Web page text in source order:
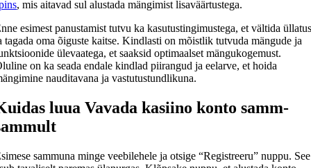
, mis aitavad sul alustada mängimist lisaväärtustega.
esimest panustamist tutvu ka kasutustingimustega, et vältida
tagada oma õiguste kaitse. Kindlasti on mõistlik tutvuda mängude ja
ülevaatega, et saaksid optimaalset mängukogemust.
on ka seada endale kindlad piirangud ja eelarve, et hoida
nauditavana ja vastutustundlikuna.
luua Vavada kasiino konto samm-
sammuna minge veebilehele ja otsige “Registreeru” nuppu. See